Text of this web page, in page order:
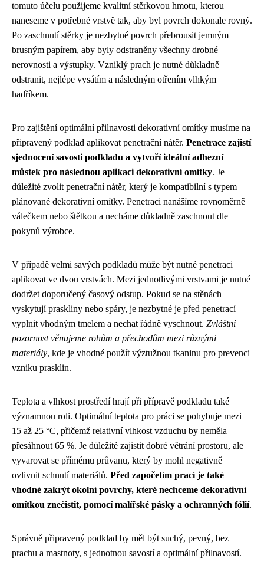
tomuto účelu použijeme kvalitní stěrkovou hmotu, kterou
naneseme v potřebné vrstvě tak, aby byl povrch dokonale rovný.
Po zaschnutí stěrky je nezbytné povrch přebrousit jemným
brusným papírem, aby byly odstraněny všechny drobné
nerovnosti a výstupky. Vzniklý prach je nutné důkladně
odstranit, nejlépe vysátím a následným otřením vlhkým
hadříkem.
Pro zajištění optimální přilnavosti dekorativní omítky musíme na
připravený podklad aplikovat penetrační nátěr. Penetrace zajistí
sjednocení savosti podkladu a vytvoří ideální adhezní
můstek pro následnou aplikaci dekorativní omítky. Je
důležité zvolit penetrační nátěr, který je kompatibilní s typem
plánované dekorativní omítky. Penetraci nanášíme rovnoměrně
válečkem nebo štětkou a necháme důkladně zaschnout dle
pokynů výrobce.
V případě velmi savých podkladů může být nutné penetraci
aplikovat ve dvou vrstvách. Mezi jednotlivými vrstvami je nutné
dodržet doporučený časový odstup. Pokud se na stěnách
vyskytují praskliny nebo spáry, je nezbytné je před penetrací
vyplnit vhodným tmelem a nechat řádně vyschnout. Zvláštní
pozornost věnujeme rohům a přechodům mezi různými
materiály, kde je vhodné použít výztužnou tkaninu pro prevenci
vzniku prasklin.
Teplota a vlhkost prostředí hrají při přípravě podkladu také
významnou roli. Optimální teplota pro práci se pohybuje mezi
15 až 25 °C, přičemž relativní vlhkost vzduchu by neměla
přesáhnout 65 %. Je důležité zajistit dobré větrání prostoru, ale
vyvarovat se přímému průvanu, který by mohl negativně
ovlivnit schnutí materiálů. Před započetím prací je také
vhodné zakrýt okolní povrchy, které nechceme dekorativní
omítkou znečistit, pomocí malířské pásky a ochranných fólií.
Správně připravený podklad by měl být suchý, pevný, bez
prachu a mastnoty, s jednotnou savostí a optimální přilnavostí.